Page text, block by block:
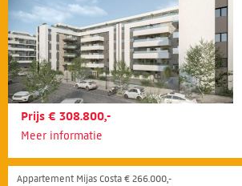
Prijs € 308.800,-
Meer informatie
Appartement Mijas Costa € 266.000,-